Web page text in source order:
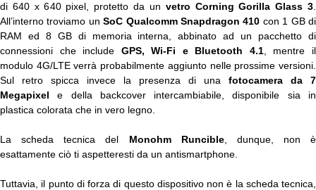
di 640 x 640 pixel, protetto da un vetro Corning Gorilla Glass 3
All’interno troviamo unSoC Qualcomm Snapdragon 410 con 1 GB di
RAM ed 8 GB di memoria interna, abbinato ad un pacchetto di
connessioni che include GPS, Wi-Fi e Bluetooth 4.1, mentre il
modulo 4G/LTE verrà probabilmente aggiunto nelle prossime versioni.
Sul retro spicca invece la presenza di una fotocamera da 7
Megapixel e della backcover intercambiabile, disponibile sia in
plastica colorata che in vero legno.
La scheda tecnica del Monohm Runcible, dunque, non è
esattamente ciò ti aspetteresti da un antismartphone.
Tuttavia, il punto di forza di questo dispositivo non è la scheda tecnica,